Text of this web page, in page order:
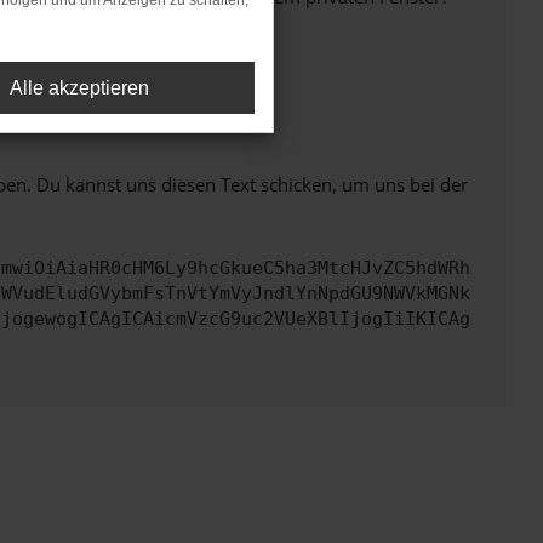
mehr unterstützt werden.
Du kannst uns diesen Text schicken, um uns bei der
Alle akzeptieren